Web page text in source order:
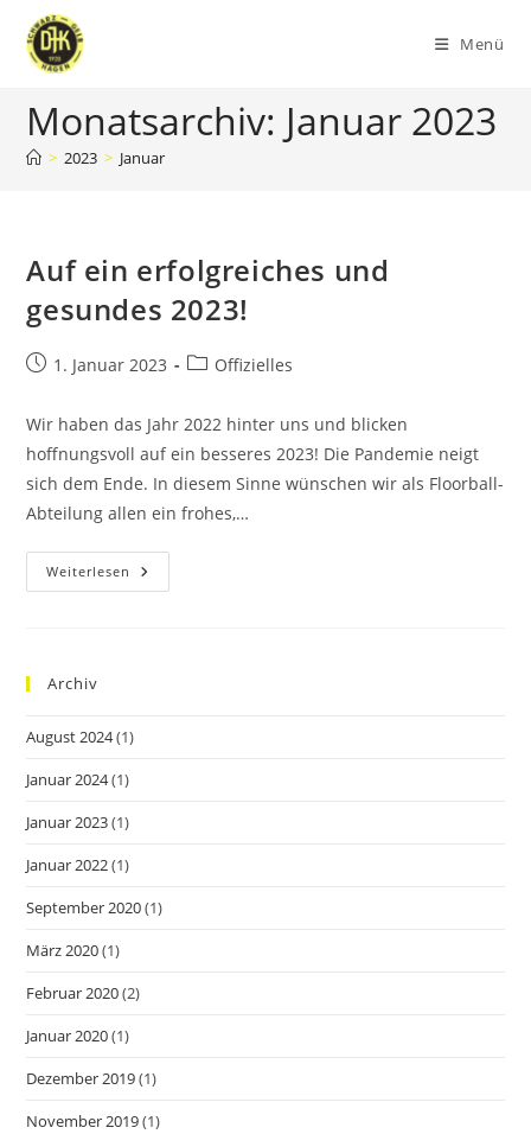
Inhalt
springen
Menü
Monatsarchiv: Januar 2023
> 2023 > Januar
Auf ein erfolgreiches und
gesundes 2023!
Beitrag1. Januar 2023
Beitrags-
Offizielles
Wir haben das Jahr 2022 hinter uns und blicken
hoffnungsvoll auf ein besseres 2023! Die Pandemie neigt
sich dem Ende. In diesem Sinne wünschen wir als Floorball-
Abteilung allen ein frohes,…
Weiterlesen Auf
Ein
Archiv
August 2024(1)
Januar 2024(1)
Januar 2023(1)
Januar 2022(1)
September 2020(1)
März 2020(1)
Februar 2020(2)
Januar 2020(1)
Dezember 2019(1)
November 2019(1)